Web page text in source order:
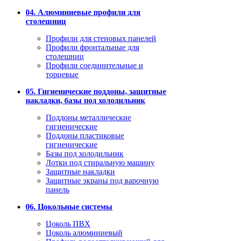
04. Алюминиевые профили для
столешниц
Профили для стеновых панелей
Профили фронтальные для
столешниц
Профили соединительные и
торцевые
05. Гигиенические поддоны, защитные
накладки, базы под холодильник
Поддоны металлические
гигиенические
Поддоны пластиковые
гигиенические
Базы под холодильник
Лотки под стиральную машину
Защитные накладки
Защитные экраны под варочную
панель
06. Цокольные системы
Цоколь ПВХ
Цоколь алюминиевый